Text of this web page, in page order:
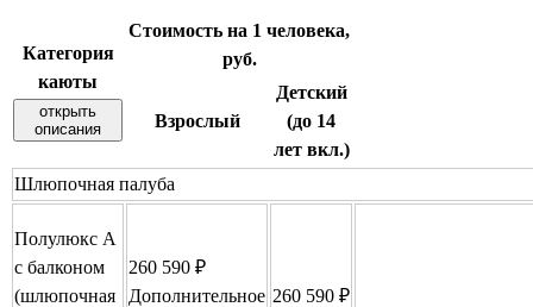
Категория
каюты
открыть
описания
Стоимость на 1 человека,
руб.
Взрослый
Детский
(до 14
лет вкл.)
Шлюпочная палуба
Полулюкс А
с балконом
(шлюпочная
260 590 ₽
Дополнительное 260 590 ₽